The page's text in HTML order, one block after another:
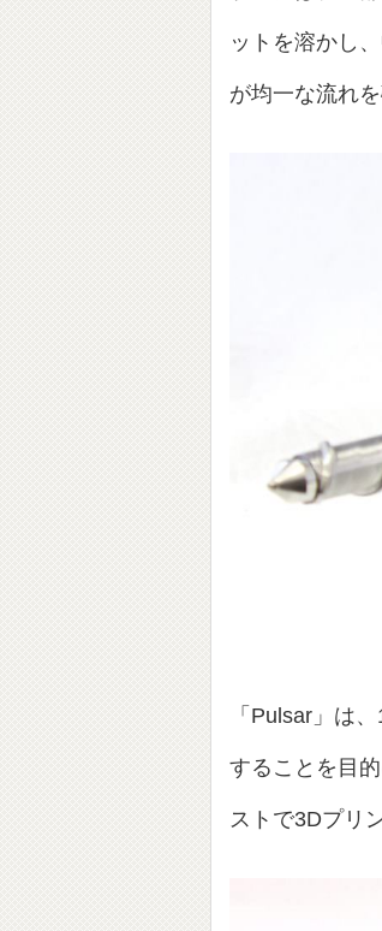
ットを溶かし
が均一な流れ
「Pulsar」は
することを目
ストで3Dプリ